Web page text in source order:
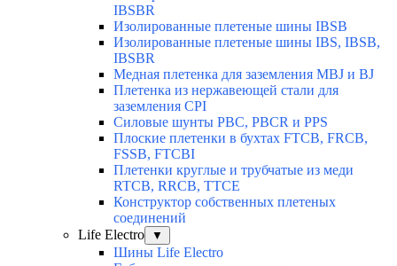
IBSBR
Изолированные плетеные шины IBSB
Изолированные плетеные шины IBS, IBSB,
IBSBR
Медная плетенка для заземления MBJ и BJ
Плетенка из нержавеющей стали для
заземления CPI
Силовые шунты PBC, PBCR и PPS
Плоские плетенки в бухтах FTCB, FRCB,
FSSB, FTCBI
Плетенки круглые и трубчатые из меди
RTCB, RRCB, TTCE
Конструктор собственных плетеных
соединений
Life Electro
▼
Шины Life Electro